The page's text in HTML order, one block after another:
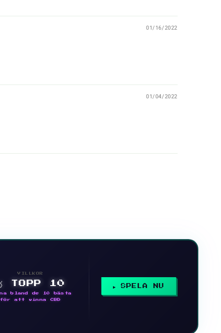
01/16/2022
01/04/2022
VILLKOR
TOPP 10
bland de 10 bästa
för att vinna CBD
SPELA NU